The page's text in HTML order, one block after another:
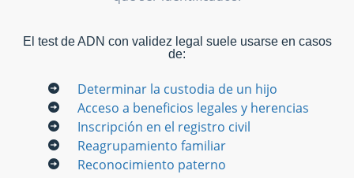
El test de ADN con validez legal suele usarse en casos
de:
Determinar la custodia de un hijo
Acceso a beneficios legales y herencias
Inscripción en el registro civil
Reagrupamiento familiar
Reconocimiento paterno